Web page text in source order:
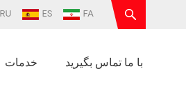
RU ES FA
خدمات با ما تماس بگیرید